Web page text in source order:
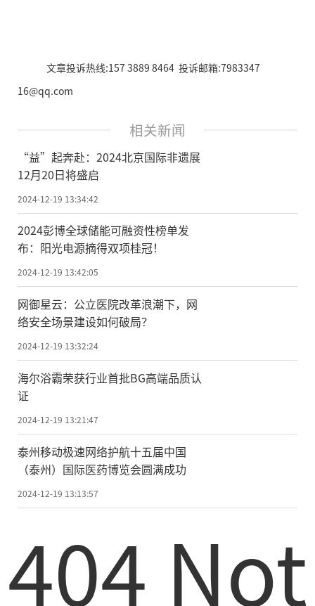
文章投诉热线:157 3889 8464 投诉邮箱:7983347
16@qq.com
相关新闻
“益”起奔赴：2024北京国际非遗展
12月20日将盛启
2024-12-19 13:34:42
2024彭博全球储能可融资性榜单发
布：阳光电源摘得双项桂冠！
2024-12-19 13:42:05
网御星云：公立医院改革浪潮下，网
络安全场景建设如何破局？
2024-12-19 13:32:24
海尔浴霸荣获行业首批BG高端品质认
证
2024-12-19 13:21:47
泰州移动极速网络护航十五届中国
（泰州）国际医药博览会圆满成功
2024-12-19 13:13:57
404 Not